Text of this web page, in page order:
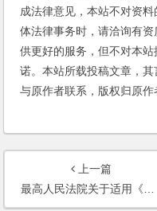
成法律意见，本站不对资
体法律事务时，请洽询有
供更好的服务，但不对本
诺。本站所载投稿文章，
与原作者联系，版权归原作
上一篇
最高人民法院关于适用《中华人民共和国保险法》若干问题的解释（二）